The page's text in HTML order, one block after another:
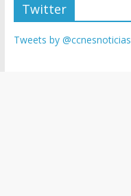
Twitter
Tweets by @ccnesnoticias